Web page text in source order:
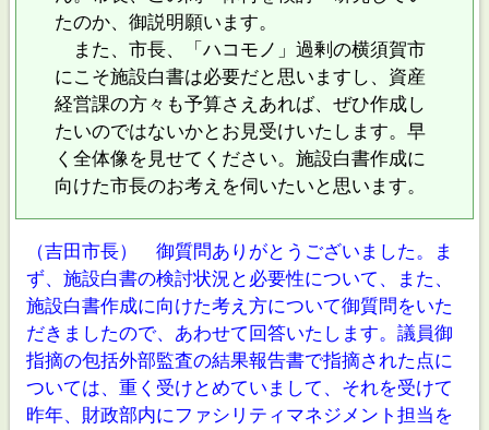
たのか、御説明願います。
また、市長、「ハコモノ」過剰の横須賀市
にこそ施設白書は必要だと思いますし、資産
経営課の方々も予算さえあれば、ぜひ作成し
たいのではないかとお見受けいたします。早
く全体像を見せてください。施設白書作成に
向けた市長のお考えを伺いたいと思います。
（吉田市長） 御質問ありがとうございました。ま
ず、施設白書の検討状況と必要性について、また、
施設白書作成に向けた考え方について御質問をいた
だきましたので、あわせて回答いたします。議員御
指摘の包括外部監査の結果報告書で指摘された点に
ついては、重く受けとめていまして、それを受けて
昨年、財政部内にファシリティマネジメント担当を